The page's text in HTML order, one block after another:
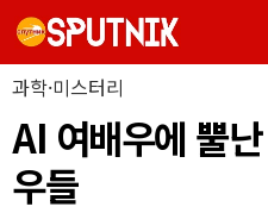
과학·미스터리
AI 여배우에 뿔
우들